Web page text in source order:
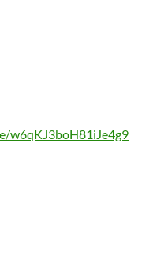
w6qKJ3boH81iJe4g9